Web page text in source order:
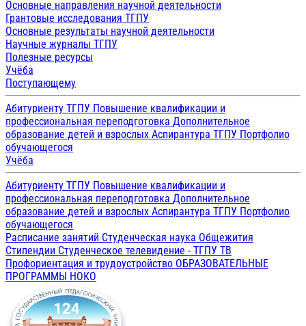
Основные направления научной деятельности
Грантовые исследования ТГПУ
Основные результаты научной деятельности
Научные журналы ТГПУ
Полезные ресурсы
Учёба
Поступающему
Абитуриенту ТГПУ Повышение квалификации и
профессиональная переподготовка Дополнительное
образование детей и взрослых Аспирантура ТГПУ Портфолио
обучающегося
Учёба
Абитуриенту ТГПУ Повышение квалификации и
профессиональная переподготовка Дополнительное
образование детей и взрослых Аспирантура ТГПУ Портфолио
обучающегося
Расписание занятий Студенческая наука Общежития
Стипендии Студенческое телевидение - ТГПУ ТВ
Профориентация и трудоустройство ОБРАЗОВАТЕЛЬНЫЕ
ПРОГРАММЫ НОКО